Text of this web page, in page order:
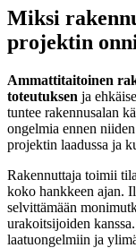
Miksi
projektin
Ammattitaitoinen
toteutuksen ja
tuntee rakennusalan
ongelmia ennen
projektin laadussa ja
Rakennuttaja toimii
koko hankkeen ajan.
selvittämään
urakoitsijoiden
laatuongelmiin ja